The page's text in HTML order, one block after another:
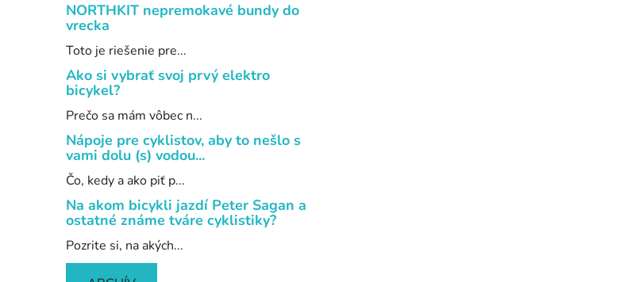
NORTHKIT nepremokavé bundy do
vrecka
Toto je riešenie pre...
Ako si vybrať svoj prvý elektro
bicykel?
Prečo sa mám vôbec n...
Nápoje pre cyklistov, aby to nešlo s
vami dolu (s) vodou...
Čo, kedy a ako piť p...
Na akom bicykli jazdí Peter Sagan a
ostatné známe tváre cyklistiky?
Pozrite si, na akých...